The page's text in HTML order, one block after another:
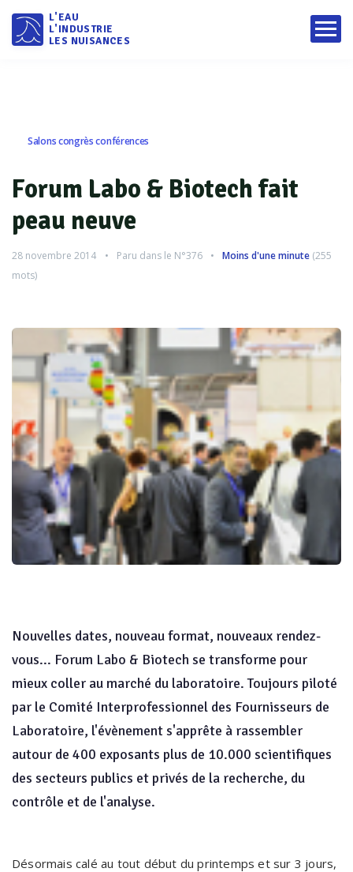
L'EAU
L'INDUSTRIE
LES NUISANCES
Salons congrès conférences
Forum Labo & Biotech fait
peau neuve
28 novembre 2014 Paru dans le N°376 Moins d'une minute (255
mots)
Nouvelles dates, nouveau format, nouveaux rendez-
vous... Forum Labo & Biotech se transforme pour
mieux coller au marché du laboratoire. Toujours piloté
par le Comité Interprofessionnel des Fournisseurs de
Laboratoire, l'évènement s'apprête à rassembler
autour de 400 exposants plus de 10.000 scientifiques
des secteurs publics et privés de la recherche, du
contrôle et de l'analyse.
Désormais calé au tout début du printemps et sur 3 jours,